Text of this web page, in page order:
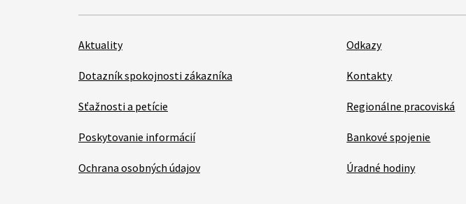
Aktuality
Dotazník spokojnosti zákazníka
Sťažnosti a petície
Poskytovanie informácií
Ochrana osobných údajov
Odkazy
Kontakty
Regionálne pracoviská
Bankové spojenie
Úradné hodiny